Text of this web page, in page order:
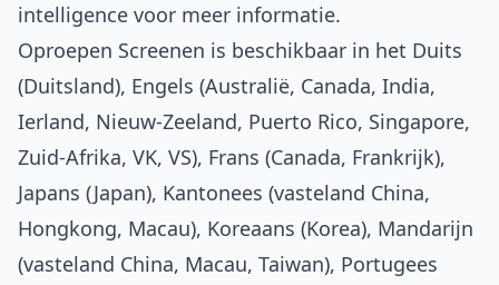
intelligence voor meer informatie.
Oproepen Screenen is beschikbaar in het Duits
(Duitsland), Engels (Australië, Canada, India,
Ierland, Nieuw-Zeeland, Puerto Rico, Singapore,
Zuid-Afrika, VK, VS), Frans (Canada, Frankrijk),
Japans (Japan), Kantonees (vasteland China,
Hongkong, Macau), Koreaans (Korea), Mandarijn
(vasteland China, Macau, Taiwan), Portugees